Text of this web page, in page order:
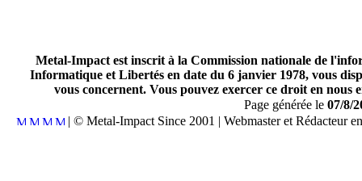
Metal-Impact est inscrit à la Commission nationale de
Informatique et Libertés en date du 6 janvier 1978, vous
vous concernent. Vous pouvez exercer ce droit en
Page générée le 07/8/
| © Metal-Impact Since 2001 | Webmaster et Rédacteur